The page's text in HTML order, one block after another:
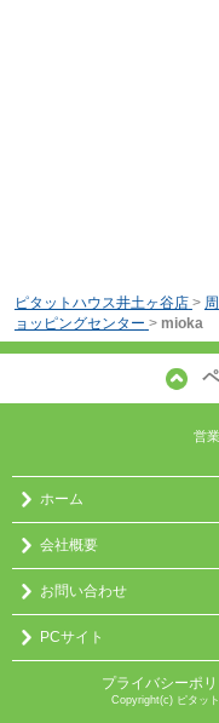
ピタットハウス井土ヶ谷店 >
ョッピングセンター > mioka
営
ホーム
会社概要
お問い合わせ
PCサイト
プライバシーポ
Copyright(c) ピタッ